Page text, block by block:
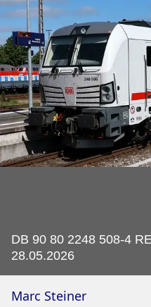
DB 90 80 2248 508-4
28.05.2026
Marc Steiner